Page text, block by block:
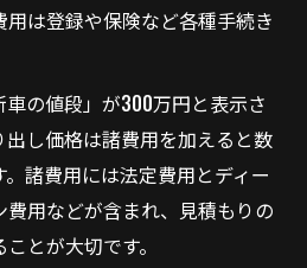
は登録や保険など各種手続き
の値段」が300万円と表示さ
し価格は諸費用を加えると数
諸費用には法定費用とディー
用などが含まれ、見積もりの
とが大切です。